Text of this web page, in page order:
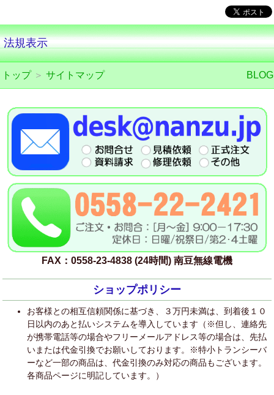
法規表示
トップ＞ サイトマップ BLOG
FAX：0558-23-4838 (24時間) 南豆無線電機
ショップポリシー
お客様との相互信頼関係に基づき、３万円未満は、到着後１０
日以内のあと払いシステムを導入しています（※但し、連絡先
が携帯電話等の場合やフリーメールアドレス等の場合は、先払
いまたは代金引換でお願いしております。※特小トランシーバ
ーなど一部の商品は、代金引換のみ対応の商品もございます。
各商品ページに明記しています。）